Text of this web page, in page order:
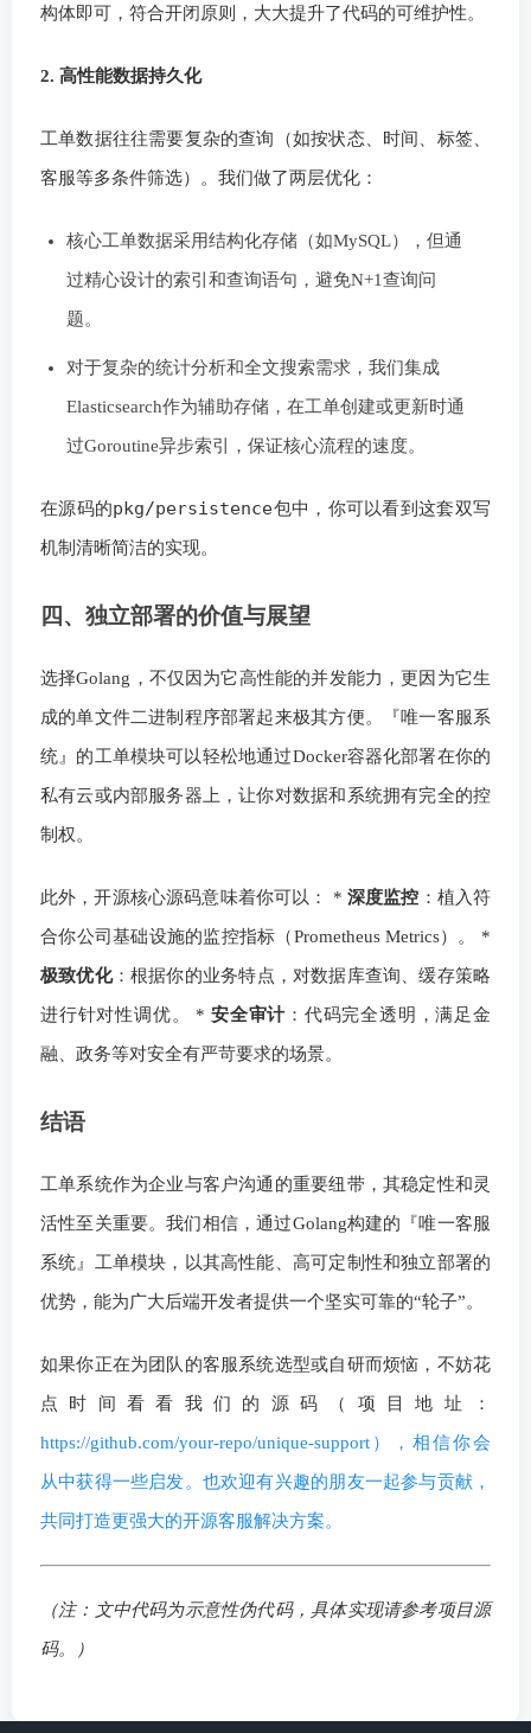
构体即可，符合开闭原则，大大提升了代码的可维护性。
2. 高性能数据持久化
工单数据往往需要复杂的查询（如按状态、时间、标签、
客服等多条件筛选）。我们做了两层优化：
核心工单数据采用结构化存储（如MySQL），但通
过精心设计的索引和查询语句，避免N+1查询问
题。
对于复杂的统计分析和全文搜索需求，我们集成
Elasticsearch作为辅助存储，在工单创建或更新时通
过Goroutine异步索引，保证核心流程的速度。
在源码的pkg/persistence包中，你可以看到这套双写
机制清晰简洁的实现。
四、独立部署的价值与展望
选择Golang，不仅因为它高性能的并发能力，更因为它生
成的单文件二进制程序部署起来极其方便。『唯一客服系
统』的工单模块可以轻松地通过Docker容器化部署在你的
私有云或内部服务器上，让你对数据和系统拥有完全的控
制权。
此外，开源核心源码意味着你可以： * 深度监控 ：植入符
合你公司基础设施的监控指标（Prometheus Metrics）。 *
极致优化：根据你的业务特点，对数据库查询、缓存策略
进行针对性调优。 * 安全审计 ：代码完全透明，满足金
融、政务等对安全有严苛要求的场景。
结语
工单系统作为企业与客户沟通的重要纽带，其稳定性和灵
活性至关重要。我们相信，通过Golang构建的『唯一客服
系统』工单模块，以其高性能、高可定制性和独立部署的
优势，能为广大后端开发者提供一个坚实可靠的“轮子”。
如果你正在为团队的客服系统选型或自研而烦恼，不妨花
点时间看看我们的源码（项目地址：
https://github.com/your-repo/unique-support），相信你会
从中获得一些启发。也欢迎有兴趣的朋友一起参与贡献，
共同打造更强大的开源客服解决方案。
（注：文中代码为示意性伪代码，具体实现请参考项目源
码。）